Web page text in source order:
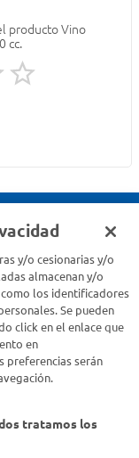
producto Vino
cc.
acá
y/o cesionarias y/o
almacenan y/o
los identificadores
Se pueden
click en el enlace que
en
preferencias serán
tratamos los